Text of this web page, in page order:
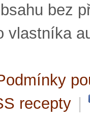
bez
vlastníka
recepty